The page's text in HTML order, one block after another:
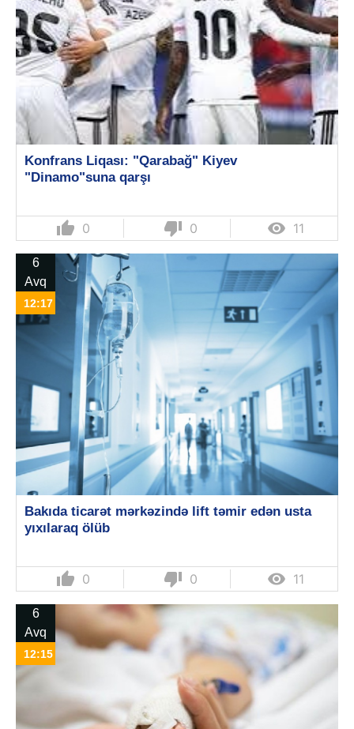
Konfrans Liqası: "Qarabağ" Kiyev
"Dinamo"suna qarşı
thumb_up 0 thumb_down 0  11
6
Avq
12:17
Bakıda ticarət mərkəzində lift təmir edən usta
yıxılaraq ölüb
thumb_up 0 thumb_down 0  11
6
Avq
12:15